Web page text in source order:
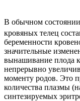
В обычном состоянии
кровяных телец
беременности
значительные
вынашивание плода
непрерывно
моменту родов. Это
количества плазмы
синтезируемых